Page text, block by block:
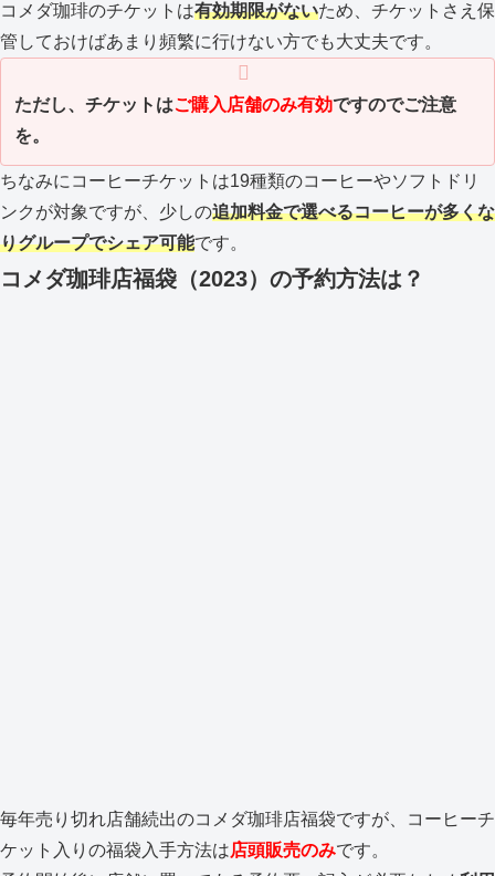
コメダ珈琲のチケットは有効期限がないため、チケットさえ保
管しておけばあまり頻繁に行けない方でも大丈夫です。
ただし、チケットはご購入店舗のみ有効ですのでご注意
を。
ちなみにコーヒーチケットは19種類のコーヒーやソフトドリ
ンクが対象ですが、少しの追加料金で選べるコーヒーが多くな
りグループでシェア可能です。
コメダ珈琲店福袋（2023）の予約方法は？
毎年売り切れ店舗続出のコメダ珈琲店福袋ですが、コーヒーチ
ケット入りの福袋入手方法は店頭販売のみです。